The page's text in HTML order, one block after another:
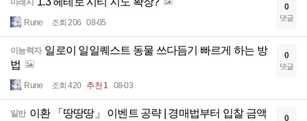
미래시
Rune 조회 206 08-05
0
댓글
이능력자 일로이 일일퀘스트 동물 쓰다듬기 빠르게 하는 방
법
Rune 조회 420 추천 1 08-03
0
댓글
일반 이환 「땅땅땅」 이벤트 공략 | 경매법부터 입찰 금액 0